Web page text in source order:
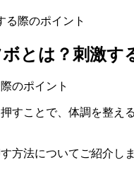
る際のポイント
とは？刺激す
すことで、体調を整
方法についてご紹介